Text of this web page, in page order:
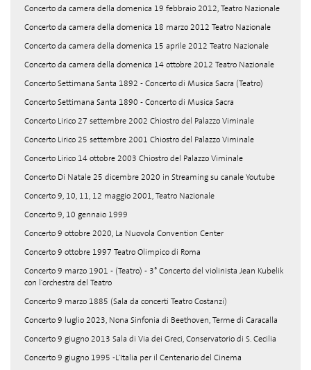
Concerto da camera della domenica 19 febbraio 2012, Teatro Nazionale
Concerto da camera della domenica 18 marzo 2012 Teatro Nazionale
Concerto da camera della domenica 15 aprile 2012 Teatro Nazionale
Concerto da camera della domenica 14 ottobre 2012 Teatro Nazionale
Concerto Settimana Santa 1892 - Concerto di Musica Sacra (Teatro)
Concerto Settimana Santa 1890 - Concerto di Musica Sacra
Concerto Lirico 27 settembre 2002 Chiostro del Palazzo Viminale
Concerto Lirico 25 settembre 2001 Chiostro del Palazzo Viminale
Concerto Lirico 14 ottobre 2003 Chiostro del Palazzo Viminale
Concerto Di Natale 25 dicembre 2020 in Streaming su canale Youtube
Concerto 9, 10, 11, 12 maggio 2001, Teatro Nazionale
Concerto 9, 10 gennaio 1999
Concerto 9 ottobre 2020, La Nuovola Convention Center
Concerto 9 ottobre 1997 Teatro Olimpico di Roma
Concerto 9 marzo 1901 - (Teatro) - 3° Concerto del violinista Jean Kubelik
con l'orchestra del Teatro
Concerto 9 marzo 1885 (Sala da concerti Teatro Costanzi)
Concerto 9 luglio 2023, Nona Sinfonia di Beethoven, Terme di Caracalla
Concerto 9 giugno 2013 Sala di Via dei Greci, Conservatorio di S. Cecilia
Concerto 9 giugno 1995 -L'Italia per il Centenario del Cinema